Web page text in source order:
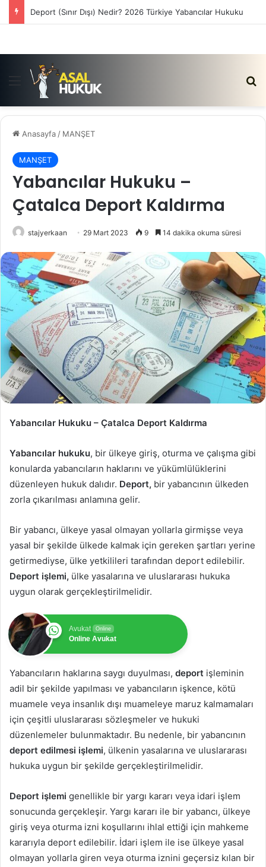
Satış Vaadi Sözleşmesi İptali Nedir?
Menü
Anasayfa / MANŞET
MANŞET
Yabancılar Hukuku –
Çatalca Deport Kaldırma
stajyerkaan 29 Mart 2023 9 14 dakika okuma süresi
Yabancılar Hukuku – Çatalca Deport Kaldırma
Yabancılar hukuku, bir ülkeye giriş, oturma ve çalışma gibi
konularda yabancıların haklarını ve yükümlülüklerini
düzenleyen hukuk dalıdır. Deport, bir yabancının ülkeden
zorla çıkarılması anlamına gelir.
Bir yabancı, ülkeye yasal olmayan yollarla girmişse veya
yasal bir şekilde ülkede kalmak için gereken şartları yerine
getirmediyse, ülke yetkilileri tarafından deport edilebilir.
Deport işlemi, ülke yasalarına ve uluslararası hukuka
uygun olarak gerçekleştirilmelidir.
Avukat Online
Online Avukat
Yabancıların haklarına saygı duyulması, deport işleminin
adil bir şekilde yapılması ve yabancıların işkence, kötü
muamele veya insanlık dışı muameleye maruz kalmamaları
için çeşitli uluslararası sözleşmeler ve hukuki
düzenlemeler bulunmaktadır. Bu nedenle, bir yabancının
deport edilmesi işlemi, ülkenin yasalarına ve uluslararası
hukuka uygun bir şekilde gerçekleştirilmelidir.
Deport işlemi genellikle bir yargı kararı veya idari işlem
sonucunda gerçekleşir. Yargı kararı ile bir yabancı, ülkeye
giriş veya oturma izni koşullarını ihlal ettiği için mahkeme
kararıyla deport edilebilir. İdari işlem ile ise ülkeye yasal
olmayan yollarla giren veya oturma iznini geçersiz kılan bir